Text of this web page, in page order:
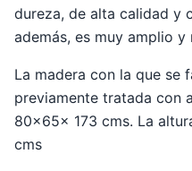
dureza, de alta calidad y
además, es muy amplio
La madera con la que se
previamente tratada con
80x65x 173 cms. La
cms